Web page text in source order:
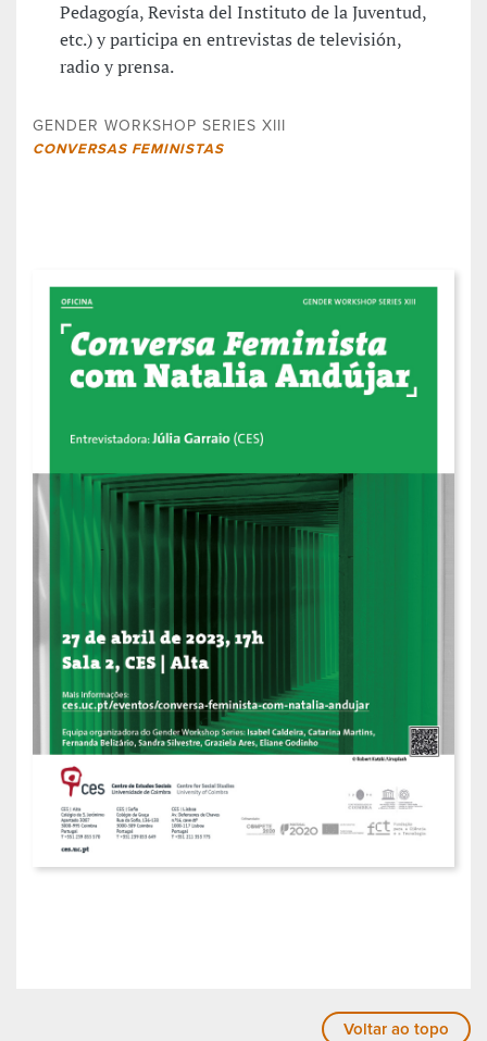
Pedagogía, Revista del Instituto de la Juventud,
etc.) y participa en entrevistas de televisión,
radio y prensa.
GENDER WORKSHOP SERIES XIII
CONVERSAS FEMINISTAS
Voltar ao topo